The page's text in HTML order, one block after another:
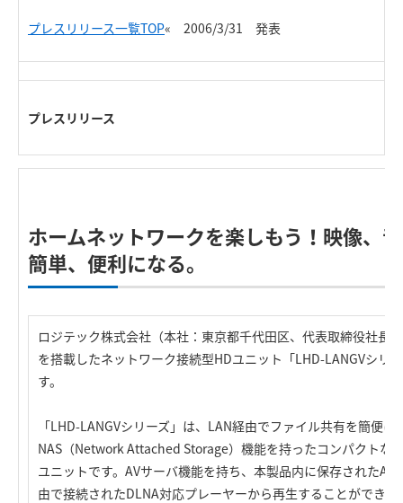
プレスリリース一覧TOP« 2006/3/31 発表
プレスリリース
ホームネットワークを楽しもう！映像、
簡単、便利になる。
ロジテック株式会社（本社：東京都千代田区、代表取締役社長
を搭載したネットワーク接続型HDユニット「LHD-LANGVシリ
す。
「LHD-LANGVシリーズ」は、LAN経由でファイル共有を簡便
NAS（Network Attached Storage）機能を持ったコンパクトな
ユニットです。AVサーバ機能を持ち、本製品内に保存された
由で接続されたDLNA対応プレーヤーから再生することができま